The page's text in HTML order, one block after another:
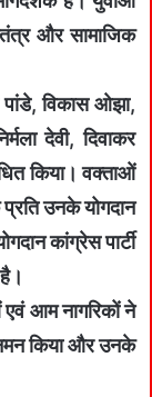
और सामाजिक
पांडे, विकास ओझा,
देवी, दिवाकर
किया। वक्ताओं
उनके योगदान
कांग्रेस पार्टी
आम नागरिकों ने
किया और उनके